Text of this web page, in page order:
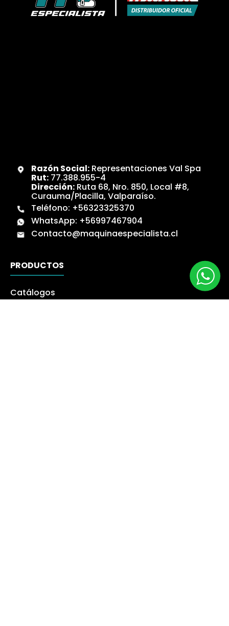
Razón Social:Representaciones Val Spa
Rut:77.388.955-4
Dirección:Ruta 68, Nro. 850, Local #8,
Curauma/Placilla, Valparaíso.
Teléfono: +56323325370
WhatsApp: +56997467904
Contacto@maquinaespecialista.cl
PRODUCTOS
Catálogos